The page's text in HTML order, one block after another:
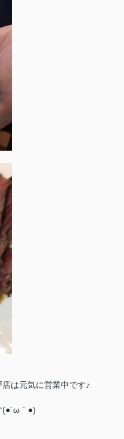
は元気に営業中です♪
｀●)ゞ